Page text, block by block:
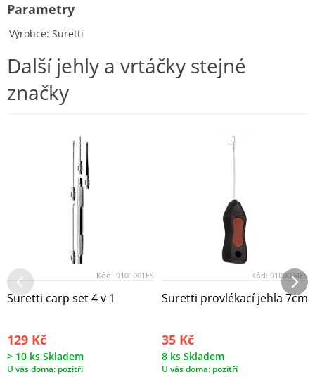
Výrobce Suretti
Parametry
Další jehly a vrtáčky stejné
značky
Kód: 9101001ES
Suretti carp set 4 v 1
129 Kč
> 10 ks Skladem
U vás doma: pozítří
Kód: 9100004ES
Suretti provlékací jehla 7cm
35 Kč
8 ks Skladem
U vás doma: pozítří